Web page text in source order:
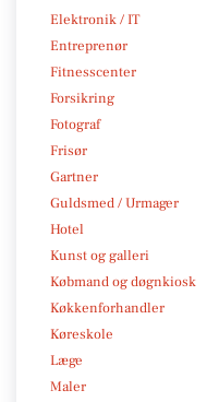
Elektronik / IT
Entreprenør
Fitnesscenter
Forsikring
Fotograf
Frisør
Gartner
Guldsmed / Urmager
Hotel
Kunst og galleri
Købmand og døgnkiosk
Køkkenforhandler
Køreskole
Læge
Maler